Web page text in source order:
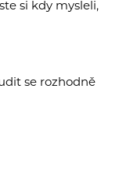
si kdy mysleli,
se rozhodně